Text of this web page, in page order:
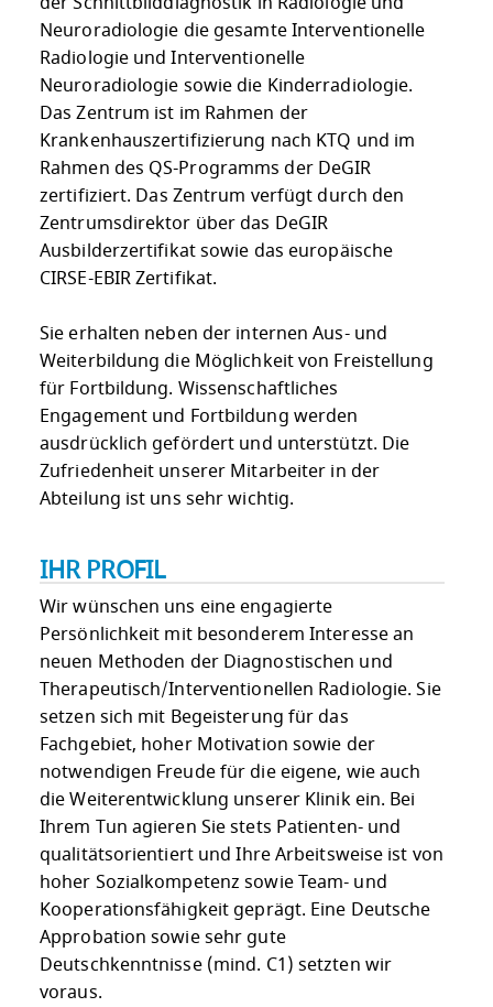
Neuroradiologie die gesamte In­terventionelle
Radiologie und In­terventionelle
Neuroradiologie sowie die Kinderra­diologie.
Das Zentrum ist im Rahmen der
Krankenhauszertifizierung nach KTQ und im
Rahmen des QS-Programms der DeGIR
zertifiziert. Das Zentrum verfügt durch den
Zentrumsdirektor über das DeGIR
Ausbilderzertifikat so­wie das europäische
CIRSE-EBIR Zertifikat.
Sie erhalten neben der internen Aus- und
Weiterbildung die Möglichkeit von Freistellung
für Fortbildung. Wissenschaftliches
Engagement und Fortbildung werden
ausdrücklich gefördert und unterstützt. Die
Zufrie­denheit unserer Mitarbeiter in der
Abteilung ist uns sehr wichtig.
IHR PROFIL
Wir wünschen uns eine engagierte
Persönlichkeit mit besonderem Interesse an
neuen Methoden der Diagnostischen und
Therapeutisch/Interventionellen Radiologie. Sie
setzen sich mit Begeisterung für das
Fachgebiet, hoher Motivation sowie der
notwendigen Freude für die eigene, wie auch
die Weiterentwicklung unserer Klinik ein. Bei
Ihrem Tun agieren Sie stets Patienten- und
qualitätsorientiert und Ihre Arbeitsweise ist von
hoher Sozialkompetenz sowie Team- und
Kooperationsfähigkeit geprägt. Eine Deutsche
Approbation sowie sehr gute
Deutschkenntnisse (mind. C1) setzten wir
voraus.